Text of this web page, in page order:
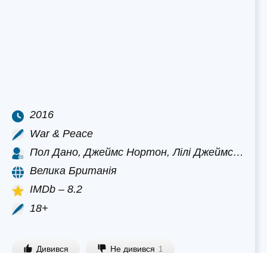
2016
War & Peace
Пол Дано, Джеймс Нортон, Лілі Джеймс…
Велика Британія
IMDb – 8.2
18+
Дивився Не дивився 1